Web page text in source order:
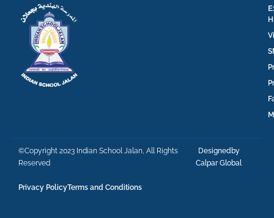
©Copyright 2023 Indian School Jalan, All Rights
Reserved
Designedby
Calpar Global
Privacy PolicyTerms and Conditions